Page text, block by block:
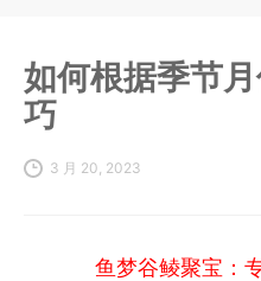
如何根据季节
巧
3 月 20, 2023
鱼梦谷鲮聚宝：